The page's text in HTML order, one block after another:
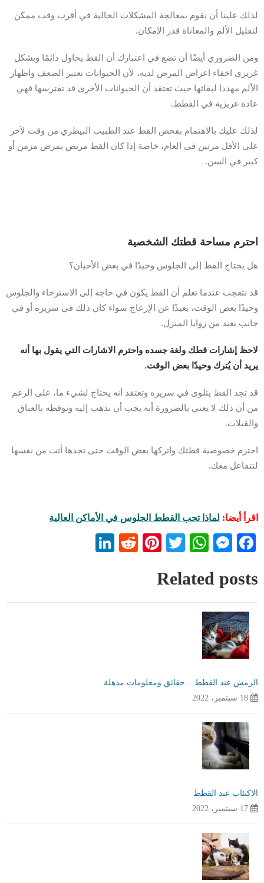
لذلك علينا أن نقوم بمعالجة المشكلات الحالية في أقرب وقت ممكن
لتقليل الألم والمعاناة قدر الإمكان.
ومن الضروري أيضًا أن تضع في اعتبارك أن القط يحاول دائمًا وبشكل
غريزي اخفاء اعراض المرض لديه، لأن الحيوانات تعتبر الضعف واظهار
الألم مهددا لبقائها حيث تعتقد أن الحيوانات الأخرى قد تفترسها فهي
عادة غريزية في القطط.
لذلك عليك بالاهتمام بفحص القط عند الطبيب البيطري من وقت لآخر
على الأقل مرتين في العام، خاصة إذا كان القط مريض بمرض مزمن أو
كبير في السن.
احترم مساحة قطتك الشخصية
هل يحتاج القط إلى الجلوس وحيدًا في بعض الأحيان؟
قد نتعجب عندما تعلم أن القط يكون في حاجة إلى الاسترخاء والجلوس
وحيدًا بعض الوقت، بعيدًا عن الإزعاج سواء كان ذلك في سريره أو في
جانب بعيد من زوايا المنزل.
لاحظ إشارات قطك ولغة جسده واحترم الاشارات التي يقول بها أنه
يريد أن يُترك وحيدًا بعض الوقت.
قد تجد القط يتلوى في سريره وتعتقد أنه يحتاج لشيء ما، على الرغم
من أن ذلك لا يعني بالضرورة أنه يجب أن نذهب إليه ونوقظه بالعناق
والقبلات.
احترم خصوصية قطتك واتركها بعض الوقت حتى تجدها أتت من نفسها
لتتفاعل معك.
اقرأ أيضا: لماذا تحب القطط الجلوس في الأماكن العالية
Facebook
Messenger
WhatsApp
Twitter
Pinterest
Reddit
Related posts
الرمش عند القطط .. حقائق ومعلومات مذهلة
18 سبتمبر، 2022
الاكتئاب عند القطط
17 سبتمبر، 2022